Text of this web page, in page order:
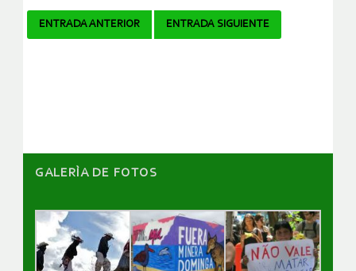
Navegador
ENTRADA ANTERIOR ENTRADA SIGUIENTE
GALERÌA DE FOTOS